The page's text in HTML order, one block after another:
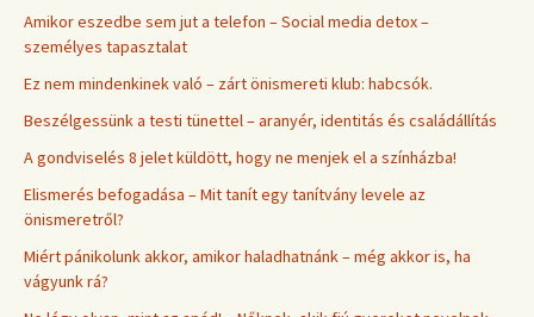
Amikor eszedbe sem jut a telefon – Social media detox –
személyes tapasztalat
Ez nem mindenkinek való – zárt önismereti klub: habcsók.
Beszélgessünk a testi tünettel – aranyér, identitás és családállítás
A gondviselés 8 jelet küldött, hogy ne menjek el a színházba!
Elismerés befogadása – Mit tanít egy tanítvány levele az
önismeretről?
Miért pánikolunk akkor, amikor haladhatnánk – még akkor is, ha
vágyunk rá?